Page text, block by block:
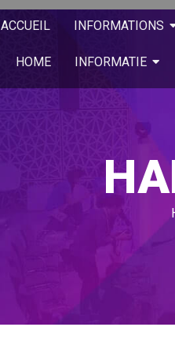
ACCUEIL INFORMATIONS
HOME INFORMATIE